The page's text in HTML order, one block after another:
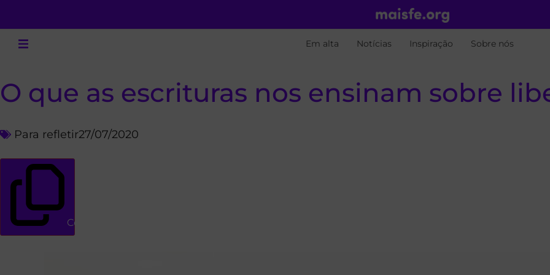
Em alta Notícias Inspiração Sobre nós
O que as escrituras nos ensinam sobre
Para refletir27/07/2020
Copiar link